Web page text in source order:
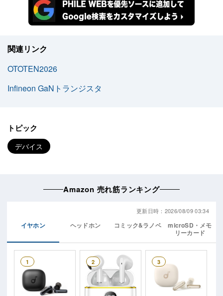
関連リンク
OTOTEN2026
Infineon GaNトランジスタ
トピック
デバイス